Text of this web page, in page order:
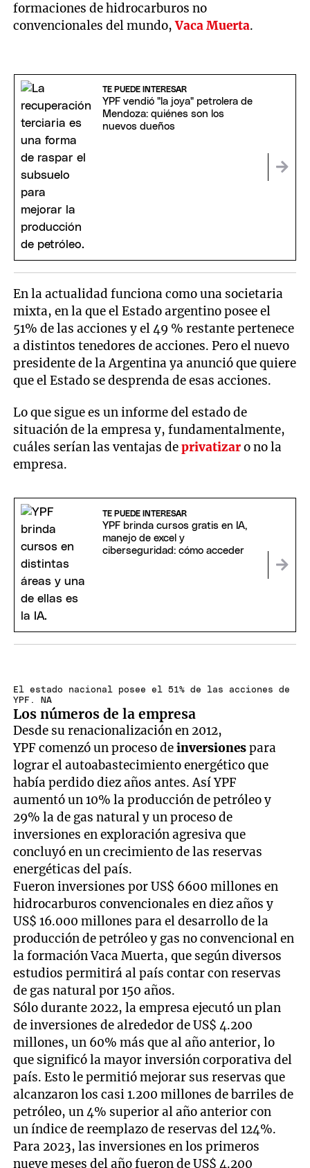
formaciones de hidrocarburos no
convencionales del mundo,Vaca Muerta.
TE PUEDE INTERESAR
YPF vendió "la joya" petrolera de
Mendoza: quiénes son los
nuevos dueños
En la actualidad funciona como una societaria
mixta, en la que el Estado argentino posee el
51% de las acciones y el 49 % restante pertenece
a distintos tenedores de acciones. Pero el nuevo
presidente de la Argentina ya anunció que quiere
que el Estado se desprenda de esas acciones.
Lo que sigue es un informe del estado de
situación de la empresa y, fundamentalmente,
cuáles serían las ventajas deprivatizaro no la
empresa.
TE PUEDE INTERESAR
YPF brinda cursos gratis en IA,
manejo de excel y
ciberseguridad: cómo acceder
El estado nacional posee el 51% de las acciones de
YPF. NA
Los números de la empresa
Desde su renacionalización en 2012,
YPF comenzó un proceso deinversionespara
lograr el autoabastecimiento energético que
había perdido diez años antes. Así YPF
aumentó un 10% la producción de petróleo y
29% la de gas natural y un proceso de
inversiones en exploración agresiva que
concluyó en un crecimiento de las reservas
energéticas del país.
Fueron inversiones por US$ 6600 millones en
hidrocarburos convencionales en diez años y
US$ 16.000 millones para el desarrollo de la
producción de petróleo y gas no convencional en
la formación Vaca Muerta, que según diversos
estudios permitirá al país contar con reservas
de gas natural por 150 años.
Sólo durante 2022, la empresa ejecutó un plan
de inversiones de alrededor de US$ 4.200
millones, un 60% más que al año anterior, lo
que significó la mayor inversión corporativa del
país. Esto le permitió mejorar sus reservas que
alcanzaron los casi 1.200 millones de barriles de
petróleo, un 4% superior al año anterior con
un índice de reemplazo de reservas del 124%.
Para 2023, las inversiones en los primeros
nueve meses del año fueron de US$ 4.200